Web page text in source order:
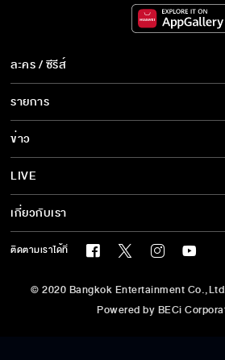
ละคร / ซีรีส์
ละคร/ซีรีส์
ซีรีส์นานาชาติ
การ์ตูน & เกม
รายการ
รายการทั้งหมด
ข่าว
ข่าวทั้งหมด
รายการข่าว
ข่าวประชาสัมพันธ์
LIVE
ทีวีออนไลน์
เกี่ยวกับเรา
BEC World
นโยบายด้านลิขสิทธิ์
ติดตามเราได้ที่
© 2020 Bangkok Entertainment
Powered by BECi